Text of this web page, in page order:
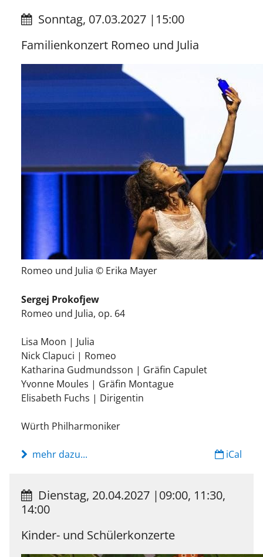
Sonntag, 07.03.2027 | 15:00
Familienkonzert Romeo und Julia
Romeo und Julia © Erika Mayer
Sergej Prokofjew
Romeo und Julia, op. 64
Lisa Moon | Julia
Nick Clapuci | Romeo
Katharina Gudmundsson | Gräfin Capulet
Yvonne Moules | Gräfin Montague
Elisabeth Fuchs | Dirigentin
Würth Philharmoniker
iCal
mehr dazu...
Dienstag, 20.04.2027 |09:00, 11:30,
14:00
Kinder- und Schülerkonzerte